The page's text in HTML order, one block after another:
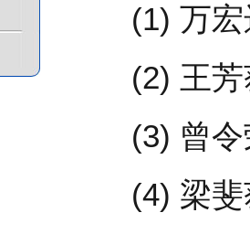
(1) 万宏
(2) 王芳
(3) 曾令荣
(4) 梁斐